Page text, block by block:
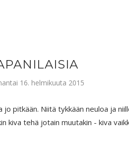
16. helmikuuta 2015
pitkään. Niitä tykkään neuloa ja
kiva tehä jotain muutakin - kiva